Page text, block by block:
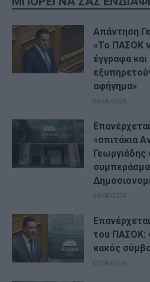
Απάντηση
«Το ΠΑΣΟΚ
έγγραφα
αφήγημα»
06/08/2026
«σπιτάκια
Γεωργιάδης
06/08/2026
του ΠΑΣΟΚ:
κακός
05/08/2026